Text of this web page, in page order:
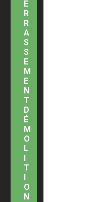
E
R
R
A
S
S
E
M
E
N
T
D
É
M
O
L
I
T
I
O
N